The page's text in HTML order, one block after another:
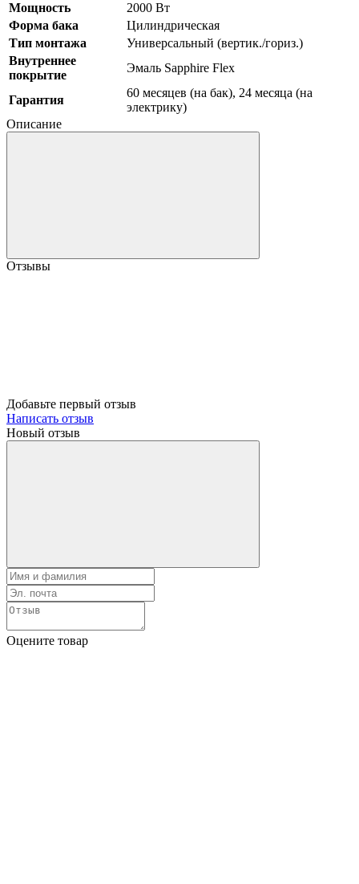
Мощность
2000 Вт
Форма бака
Цилиндрическая
Тип монтажа
Универсальный (вертик./гориз.)
Внутреннее
покрытие
Эмаль Sapphire Flex
Гарантия
60 месяцев (на бак), 24 месяца (на
электрику)
Описание
Отзывы
Добавьте первый отзыв
Написать отзыв
Новый отзыв
Оцените товар